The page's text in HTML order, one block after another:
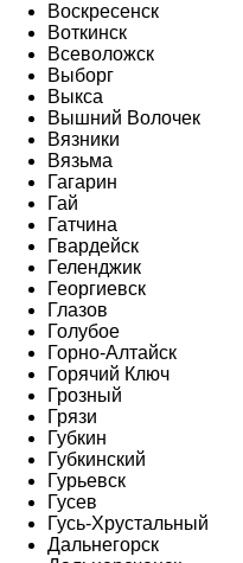
Воскресенск
Воткинск
Всеволожск
Выборг
Выкса
Вышний Волочек
Вязники
Вязьма
Гагарин
Гай
Гатчина
Гвардейск
Геленджик
Георгиевск
Глазов
Голубое
Горно-Алтайск
Горячий Ключ
Грозный
Грязи
Губкин
Губкинский
Гурьевск
Гусев
Гусь-Хрустальный
Дальнегорск